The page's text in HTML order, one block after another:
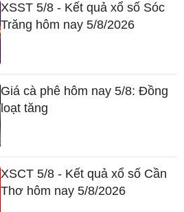
XSST 5/8 - Kết quả xổ số Sóc
Trăng hôm nay 5/8/2026
Giá cà phê hôm nay 5/8: Đồng
loạt tăng
XSCT 5/8 - Kết quả xổ số Cần
Thơ hôm nay 5/8/2026